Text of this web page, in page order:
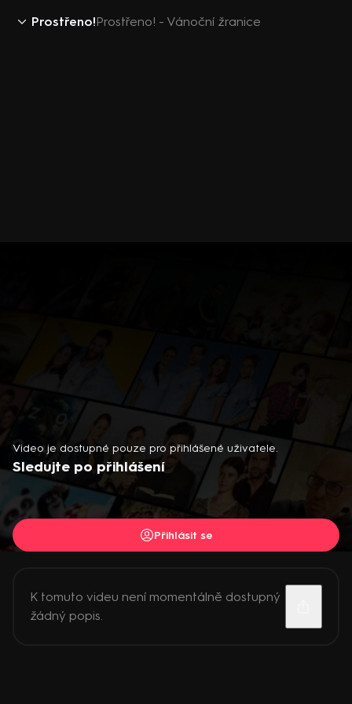
Prostřeno!Prostřeno! - Vánoční žranice
Video je dostupné pouze pro přihlášené uživatele.
Sledujte po přihlášení
Přihlásit se
K tomuto videu není momentálně dostupný
žádný popis.